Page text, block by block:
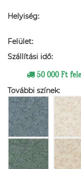
Helyiség:
Felület:
Szállítási idő:
50 000 Ft
További színek: